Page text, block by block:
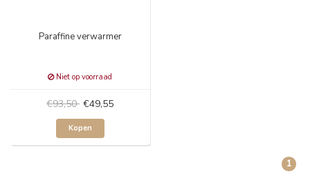
Paraffine verwarmer
Niet op voorraad
€93,50 €49,55
Kopen
1